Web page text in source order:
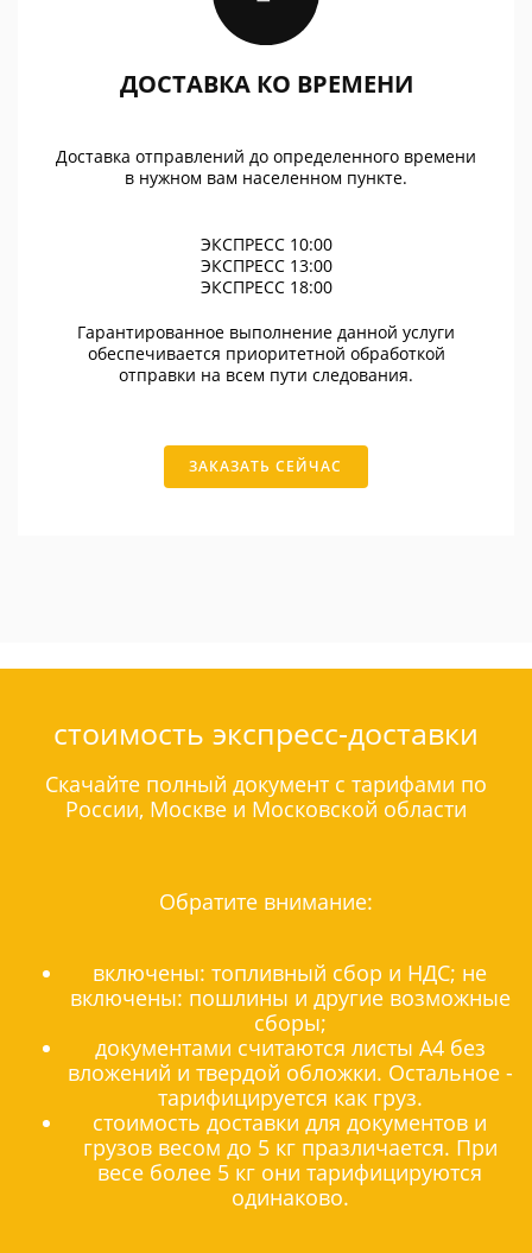
ДОСТАВКА КО ВРЕМЕНИ
Доставка отправлений до определенного времени
в нужном вам населенном пункте.
ЭКСПРЕСС 10:00
ЭКСПРЕСС 13:00
ЭКСПРЕСС 18:00
Гарантированное выполнение данной услуги
обеспечивается приоритетной обработкой
отправки на всем пути следования.
ЗАКАЗАТЬ СЕЙЧАС
стоимость экспресс-доставки
Скачайте полный документ с тарифами по
России, Москве и Московской области
Обратите внимание:
включены: топливный сбор и НДС; не
включены: пошлины и другие возможные
сборы;
документами считаются листы А4 без
вложений и твердой обложки. Остальное -
тарифицируется как груз.
стоимость доставки для документов и
грузов весом до 5 кг празличается. При
весе более 5 кг они тарифицируются
одинаково.